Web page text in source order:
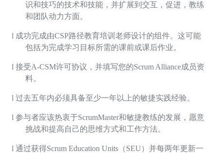
识和技巧的技术和技能，并扩展到交互，促进，教练
和团队动力方面。
l 成功完成由CSP路径教育培训老师设计的组件。这可能
包括为完成学习目标所需的课前或课后作业。
l 接受A-CSM许可协议，并填写您的Scrum Alliance成员资
料。
l 过去五年内必须具备至少一年以上的敏捷实践经验。
l 参与者应该热衷于ScrumMaster和敏捷教练的发展，愿意
挑战和提高自己的思维方式和工作方法。
l 通过获得Scrum Education Units （SEU）并每两年更新一